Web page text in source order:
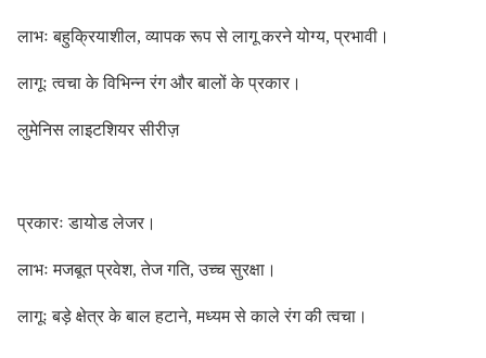
लाभः बहुक्रियाशील, व्यापक रूप से लागू करने योग्य, प्रभावी।
लागूः त्वचा के विभिन्न रंग और बालों के प्रकार।
लुमेनिस लाइटशियर सीरीज़
प्रकारः डायोड लेजर।
लाभः मजबूत प्रवेश, तेज गति, उच्च सुरक्षा।
लागूः बड़े क्षेत्र के बाल हटाने, मध्यम से काले रंग की त्वचा।